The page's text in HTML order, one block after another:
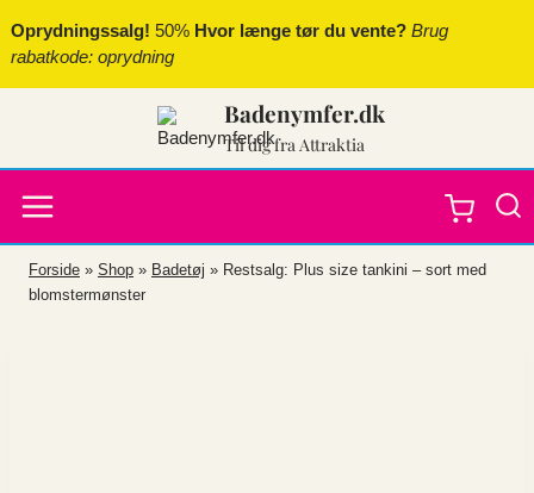
indhold
Oprydningssalg! 50% Hvor længe tør du vente? Brug
rabatkode: oprydning
Badenymfer.dk
Til dig fra Attraktia
Forside » Shop » Badetøj » Restsalg: Plus size tankini – sort med
blomstermønster